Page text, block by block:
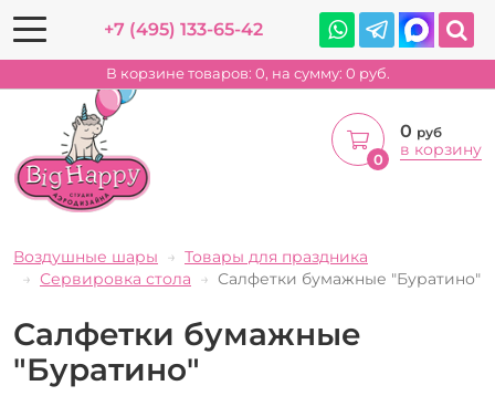
+7 (495) 133-65-42
В корзине товаров: 0, на сумму: 0 руб.
0
0 руб
в корзину
Воздушные шары
Товары для праздника
Сервировка стола
Салфетки бумажные "Буратино"
Салфетки бумажные
"Буратино"